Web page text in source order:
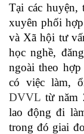
Tại các
xuyên phối
và Xã hội tư
học nghề,
ngoài theo
có việc làm,
DVVL từ năm
lao động đi
trong đó giai